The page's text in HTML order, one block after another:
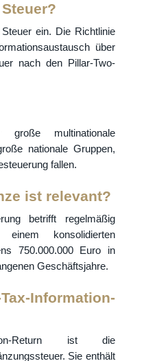
ein. Die Richtlinie
über
nach den Pillar-Two-
multinationale
nationale Gruppen,
fallen.
ist relevant?
betrifft regelmäßig
einem konsolidierten
750.000.000 Euro in
Geschäftsjahre.
Information-
Return ist die
Sie enthält